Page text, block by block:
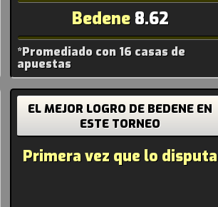
Bedene 8.62
*Promediado con 16 casas de
apuestas
EL MEJOR LOGRO DE BEDENE EN
ESTE TORNEO
Primera vez que lo disputa